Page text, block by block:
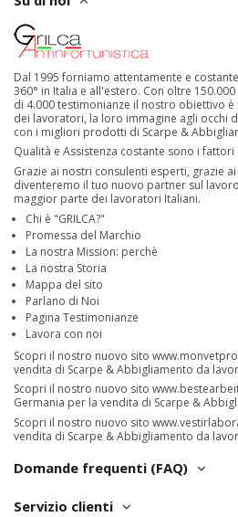
Dal 1995 forniamo attentamente e
360° in Italia e all'estero. Con oltre
di 4.000 testimonianze il nostro obiettivo
dei lavoratori, la loro immagine agli occhi
con i migliori prodotti di Scarpe &
Qualità e Assistenza costante sono i
Grazie ai nostri consulenti esperti, grazie
diventeremo il tuo nuovo partner sul
maggior parte dei lavoratori Italiani.
Chi è "GRILCA?"
Promessa del Marchio
La nostra Mission: perchè
La nostra Storia
Mappa del sito
Parlano di Noi
Pagina Testimonianze
Lavora con noi
Scopri il nostro nuovo sito
vendita di Scarpe & Abbigliamento da
Scopri il nostro nuovo sito
Germania per la vendita di Scarpe &
Scopri il nostro nuovo sito
vendita di Scarpe & Abbigliamento da
Domande frequenti (FAQ)
Servizio clienti